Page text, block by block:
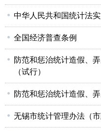
中华人民共和国统计法
全国经济普查条例
防范和惩治统计造假、
（试行）
防范和惩治统计造假、
无锡市统计管理办法（市